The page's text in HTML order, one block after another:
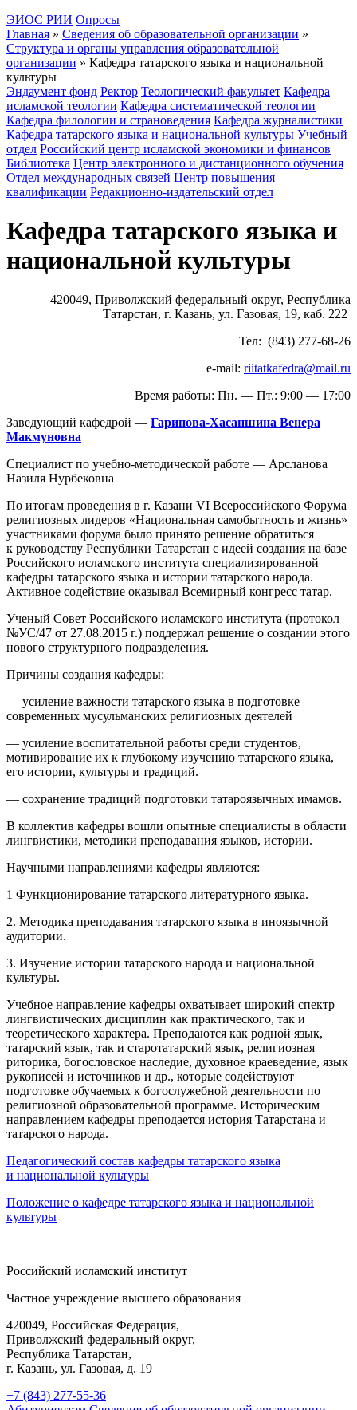
ЭИОС РИИ Опросы
Главная » Сведения об образовательной организации »
Структура и органы управления образовательной
организации » Кафедра татарского языка и национальной
культуры
Эндаумент фонд Ректор Теологический факультет Кафедра
исламской теологии Кафедра систематической теологии
Кафедра филологии и страноведения Кафедра журналистики
Кафедра татарского языка и национальной культуры Учебный
отдел Российский центр исламской экономики и финансов
Библиотека Центр электронного и дистанционного обучения
Отдел международных связей Центр повышения
квалификации Редакционно-издательский отдел
Кафедра татарского языка и
национальной культуры
420049, Приволжский федеральный округ, Республика
Татарстан, г. Казань, ул. Газовая, 19, каб. 222
Тел: (843) 277-68-26
e-mail: riitatkafedra@mail.ru
Время работы: Пн. — Пт.: 9:00 — 17:00
Заведующий кафедрой — Гарипова-Хасаншина Венера
Макмуновна
Специалист по учебно-методической работе — Арсланова
Назиля Нурбековна
По итогам проведения в г. Казани VI Всероссийского Форума
религиозных лидеров «Национальная самобытность и жизнь»
участниками форума было принято решение обратиться
к руководству Республики Татарстан с идеей создания на базе
Российского исламского института специализированной
кафедры татарского языка и истории татарского народа.
Активное содействие оказывал Всемирный конгресс татар.
Ученый Совет Российского исламского института (протокол
№УС/47 от 27.08.2015 г.) поддержал решение о создании этого
нового структурного подразделения.
Причины создания кафедры:
— усиление важности татарского языка в подготовке
современных мусульманских религиозных деятелей
— усиление воспитательной работы среди студентов,
мотивирование их к глубокому изучению татарского языка,
его истории, культуры и традиций.
— сохранение традиций подготовки татароязычных имамов.
В коллектив кафедры вошли опытные специалисты в области
лингвистики, методики преподавания языков, истории.
Научными направлениями кафедры являются:
1 Функционирование татарского литературного языка.
2. Методика преподавания татарского языка в иноязычной
аудитории.
3. Изучение истории татарского народа и национальной
культуры.
Учебное направление кафедры охватывает широкий спектр
лингвистических дисциплин как практического, так и
теоретического характера. Преподаются как родной язык,
татарский язык, так и старотатарский язык, религиозная
риторика, богословское наследие, духовное краеведение, язык
рукописей и источников и др., которые содействуют
подготовке обучаемых к богослужебной деятельности по
религиозной образовательной программе. Историческим
направлением кафедры преподается история Татарстана и
татарского народа.
Педагогический состав кафедры татарского языка
и национальной культуры
Положение о кафедре татарского языка и национальной
культуры
Российский исламский институт
Частное учреждение высшего образования
420049, Российская Федерация,
Приволжский федеральный округ,
Республика Татарстан,
г. Казань, ул. Газовая, д. 19
+7 (843) 277-55-36